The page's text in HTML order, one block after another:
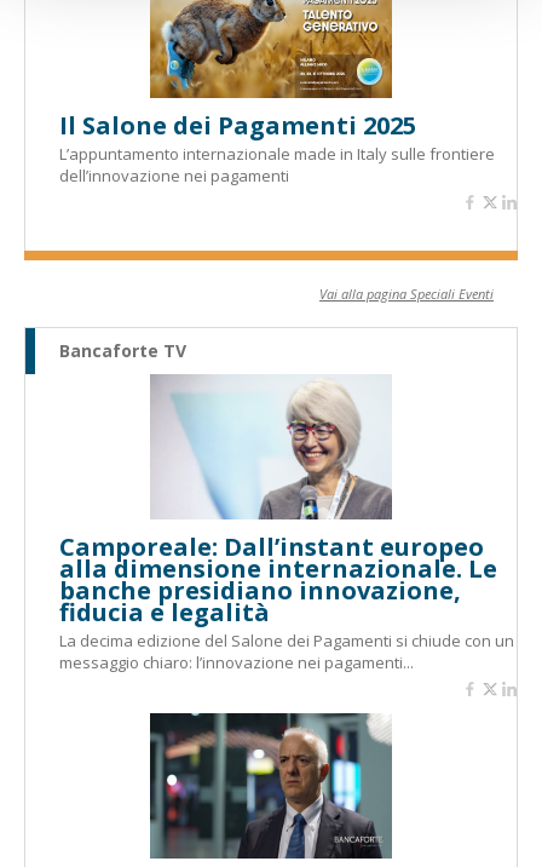
Il Salone dei Pagamenti 2025
L’appuntamento internazionale made in Italy sulle frontiere
dell’innovazione nei pagamenti
Vai alla pagina Speciali Eventi
Bancaforte TV
Camporeale: Dall’instant europeo
alla dimensione internazionale. Le
banche presidiano innovazione,
fiducia e legalità
La decima edizione del Salone dei Pagamenti si chiude con un
messaggio chiaro: l’innovazione nei pagamenti...